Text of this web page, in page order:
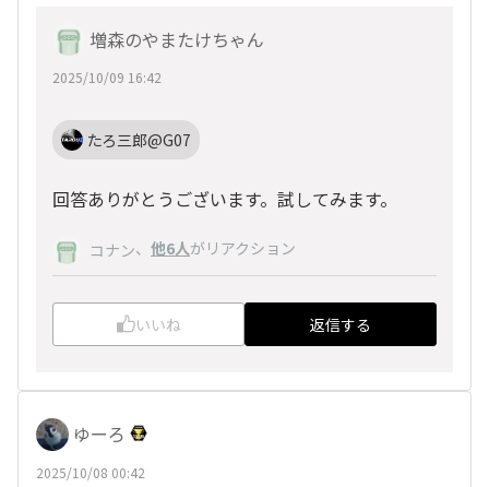
増森のやまたけちゃん
2025/10/09 16:42
たろ三郎@G07
回答ありがとうございます。試してみます。
コナン、 他6人がリアクション
いいね 返信する
ゆーろ
2025/10/08 00:42